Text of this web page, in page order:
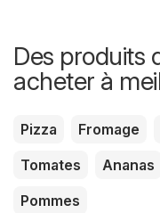
Des produits
acheter à
Pizza Fromage
Tomates
Ananas
Pommes